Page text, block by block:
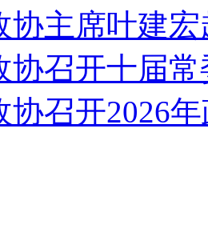
协主席叶建
协召开十届
协召开2026